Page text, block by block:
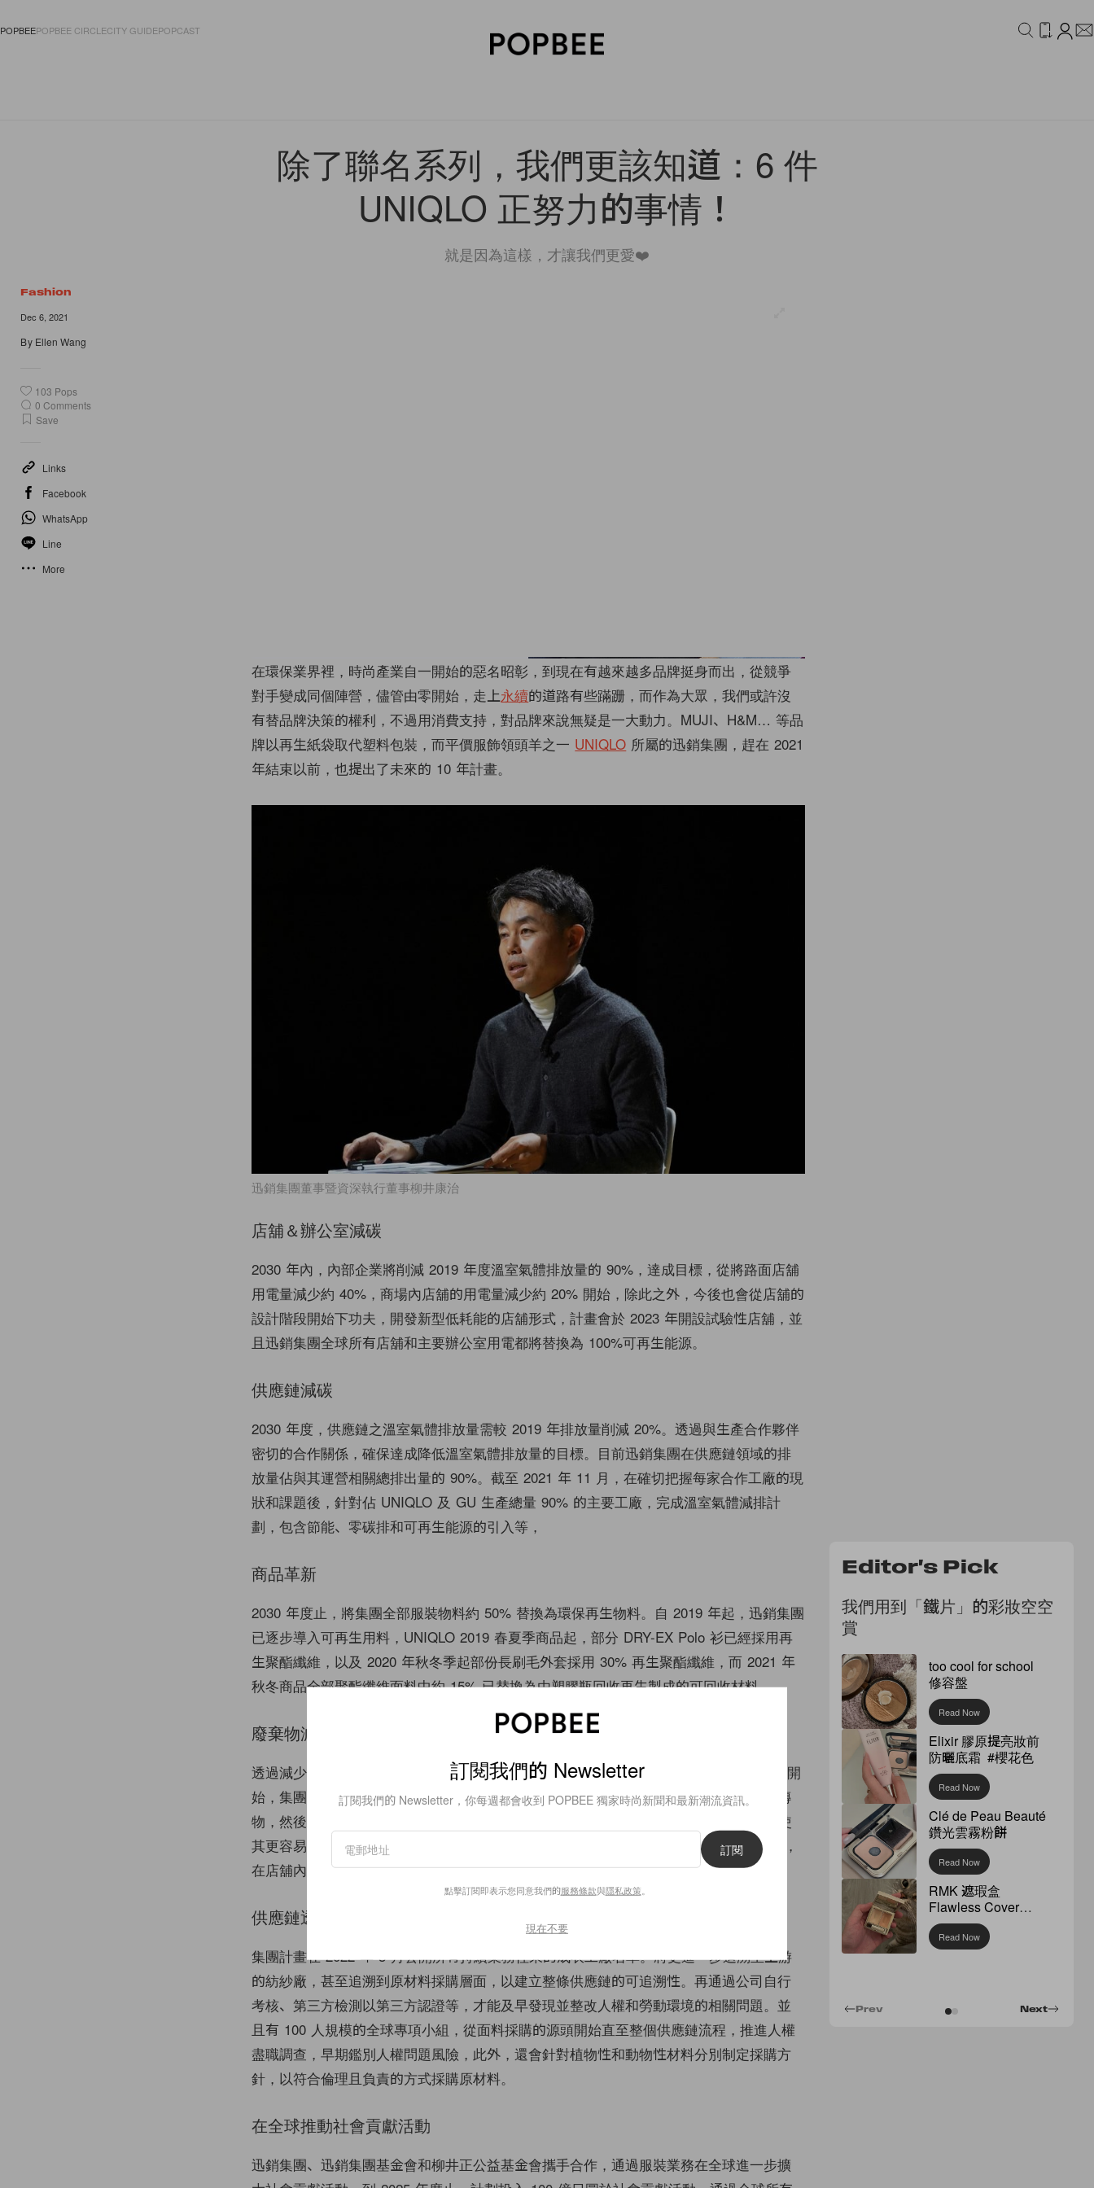
POPBEEPOPBEE CIRCLECITY GUIDEPOPCAST
除了聯名系列，我們更該知道：6 件
UNIQLO 正努力的事情！
就是因為這樣，才讓我們更愛❤️
Fashion
Dec 6, 2021
By Ellen Wang
103 Pops
0 Comments
Save
Links
Facebook
WhatsApp
Line
More
在環保業界裡，時尚產業自一開始的惡名昭彰，到現在有越來越多品牌挺身而出，從競爭
對手變成同個陣營，儘管由零開始，走上永續的道路有些蹣跚，而作為大眾，我們或許沒
有替品牌決策的權利，不過用消費支持，對品牌來說無疑是一大動力。MUJI、H&M… 等品
牌以再生紙袋取代塑料包裝，而平價服飾領頭羊之一 UNIQLO 所屬的迅銷集團，趕在 2021
年結束以前，也提出了未來的 10 年計畫。
迅銷集團董事暨資深執行董事柳井康治
店舖＆辦公室減碳
2030 年內，內部企業將削減 2019 年度溫室氣體排放量的 90%，達成目標，從將路面店舖
用電量減少約 40%，商場內店舖的用電量減少約 20% 開始，除此之外，今後也會從店舖的
設計階段開始下功夫，開發新型低耗能的店舖形式，計畫會於 2023 年開設試驗性店舖，並
且迅銷集團全球所有店舖和主要辦公室用電都將替換為 100%可再生能源。
供應鏈減碳
2030 年度，供應鏈之溫室氣體排放量需較 2019 年排放量削減 20%。透過與生產合作夥伴
密切的合作關係，確保達成降低溫室氣體排放量的目標。目前迅銷集團在供應鏈領域的排
放量佔與其運營相關總排出量的 90%。截至 2021 年 11 月，在確切把握每家合作工廠的現
狀和課題後，針對佔 UNIQLO 及 GU 生產總量 90% 的主要工廠，完成溫室氣體減排計
劃，包含節能、零碳排和可再生能源的引入等，
商品革新
2030 年度止，將集團全部服裝物料約 50% 替換為環保再生物料。自 2019 年起，迅銷集團
已逐步導入可再生用料，UNIQLO 2019 春夏季商品起，部分 DRY-EX Polo 衫已經採用再
生聚酯纖維，以及 2020 年秋冬季起部份長刷毛外套採用 30% 再生聚酯纖維，而 2021 年
秋冬商品全部聚酯纖維面料中約 15% 已替換為由塑膠瓶回收再生製成的可回收材料。
廢棄物減量措施
透過減少、替換、再利用和回收包材的使用量逐步實現「零廢棄物」目標。2019 年 7 月開
始，集團制定方針，廢止使用不必要的一次性塑膠製品，逐漸調整相關的包材與廣告宣傳
物，然後在 2020 年，UNIQLO 和 GU 開始將產品運輸中使用的包裝材料改為單一材料使
其更容易回收。2021 年起，為推動包裝等材料的回收，部分地區的店舖將開始試行實測，
在店舖內進行包材的分類、收集和回收處理。
供應鏈透明度與可追溯性
集團計畫在 2022 年 3 月公開所有持續業務往來的成衣工廠名單。將更進一步追溯至上游
的紡紗廠，甚至追溯到原材料採購層面，以建立整條供應鏈的可追溯性。再通過公司自行
考核、第三方檢測以第三方認證等，才能及早發現並整改人權和勞動環境的相關問題。並
且有 100 人規模的全球專項小組，從面料採購的源頭開始直至整個供應鏈流程，推進人權
盡職調查，早期鑑別人權問題風險，此外，還會針對植物性和動物性材料分別制定採購方
針，以符合倫理且負責的方式採購原材料。
在全球推動社會貢獻活動
迅銷集團、迅銷集團基金會和柳井正公益基金會攜手合作，通過服裝業務在全球進一步擴
Editor's Pick
我們用到「鐵片」的彩妝空空
賞
too cool for school
修容盤
Read Now
Elixir 膠原提亮妝前
防曬底霜 #櫻花色
Read Now
Clé de Peau Beauté
鑽光雲霧粉餅
Read Now
RMK 遮瑕盒
Flawless Cover
Concealer
Read Now
Next
Prev
訂閱我們的 Newsletter
訂閱我們的 Newsletter，你每週都會收到 POPBEE 獨家時尚新聞和最新潮流資訊。
訂閱
點擊訂閱即表示您同意我們的服務條款與隱私政策。
現在不要